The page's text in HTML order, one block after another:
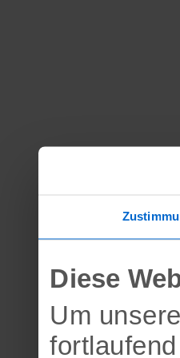
Diese
Um